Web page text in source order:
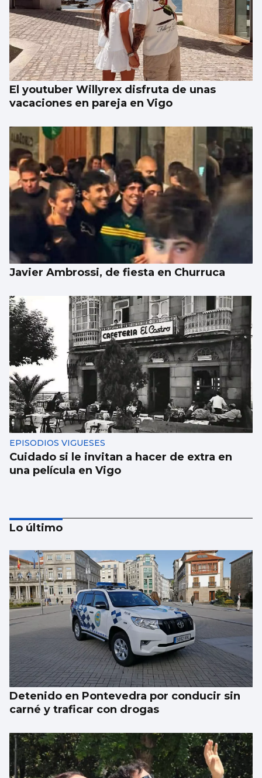
El youtuber Willyrex disfruta de unas
vacaciones en pareja en Vigo
Javier Ambrossi, de fiesta en Churruca
EPISODIOS VIGUESES
Cuidado si le invitan a hacer de extra en
una película en Vigo
El Puerto pone en marcha el cambio del
“skyline” de Guixar
Lo último
Detenido en Pontevedra por conducir sin
carné y traficar con drogas